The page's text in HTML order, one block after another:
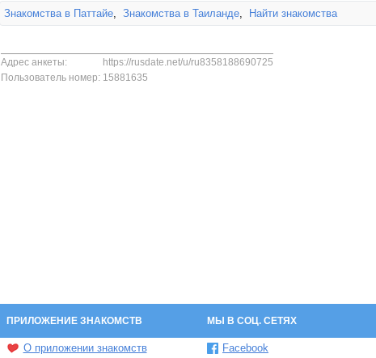
Знакомства в Паттайе, Знакомства в Таиланде, Найти знакомства
Адрес анкеты:
https://rusdate.net/u/ru8358188690725
Пользователь номер: 15881635
ПРИЛОЖЕНИЕ ЗНАКОМСТВ МЫ В СОЦ. СЕТЯХ
О приложении знакомств Facebook